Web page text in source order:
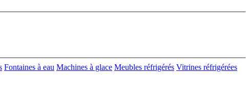
Fontaines à eau Machines à glace Meubles réfrigérés Vitrines réfrigérées